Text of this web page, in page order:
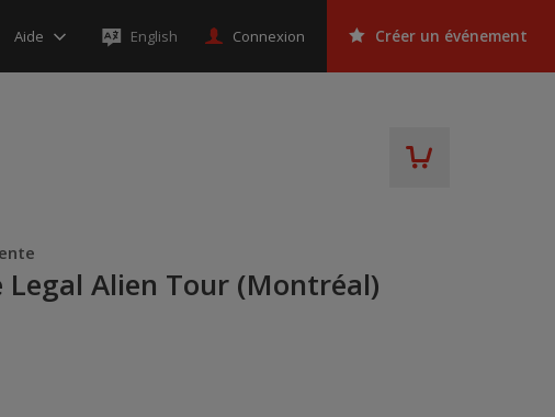
Aide English Connexion Créer un événement
Legal Alien Tour (Montréal)